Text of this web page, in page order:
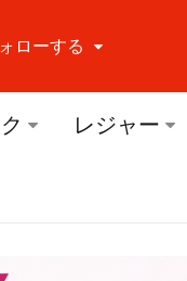
ローする
フォローする
レジャー